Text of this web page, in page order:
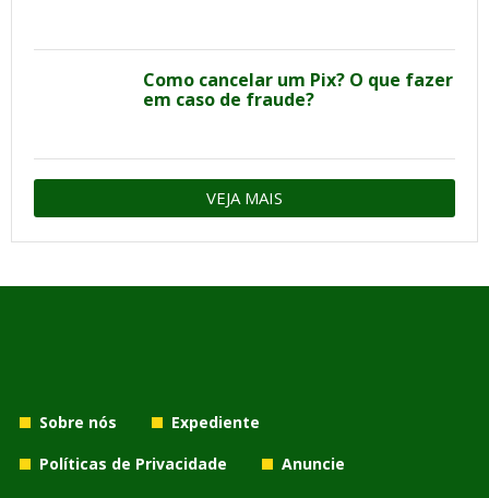
Como cancelar um Pix? O que fazer
em caso de fraude?
VEJA MAIS
Sobre nós
Expediente
Políticas de Privacidade
Anuncie